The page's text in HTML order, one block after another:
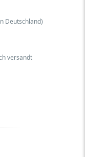
Deutschland)
versandt